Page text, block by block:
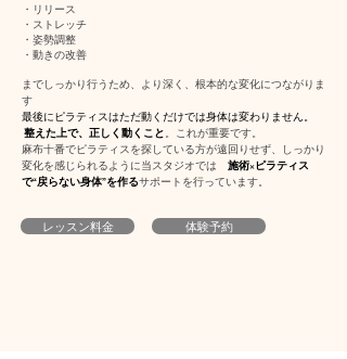
・リリース
・ストレッチ
・姿勢調整
・動きの改善
までしっかり行うため、より深く、根本的な変化につながりま
す
最後にピラティスはただ動くだけでは身体は変わりません。
整えた上で、正しく動くこと。これが重要です。
麻布十番でピラティスを探している方が遠回りせず、しっかり
変化を感じられるように当スタジオでは 施術×ピラティス
で“戻らない身体”を作るサポートを行っています。
レッスン料金 体験予約